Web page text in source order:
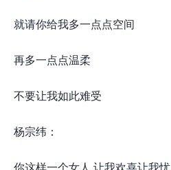
就请你给我多一点点空间
再多一点点温柔
不要让我如此难受
杨宗纬：